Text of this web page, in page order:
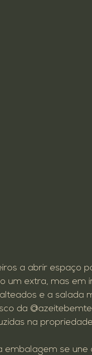
a abrir espaço
um extra, mas em
e a salada
da
na
embalagem se une